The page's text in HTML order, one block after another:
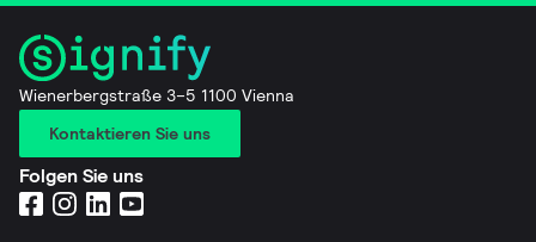
Wienerbergstraße 3–5 1100 Vienna
Kontaktieren Sie uns
Folgen Sie uns